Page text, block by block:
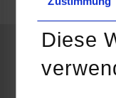
Diese
Informatik /